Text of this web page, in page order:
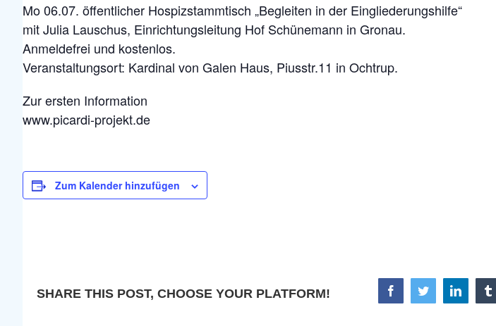
Mo 06.07. öffentlicher Hospizstammtisch „Begleiten in der Eingliederungshilfe“
mit Julia Lauschus, Einrichtungsleitung Hof Schünemann in Gronau.
Anmeldefrei und kostenlos.
Veranstaltungsort: Kardinal von Galen Haus, Piusstr.11 in Ochtrup.
Zur ersten Information
www.picardi-projekt.de
Zum Kalender hinzufügen
SHARE THIS POST, CHOOSE YOUR PLATFORM! FacebookTwitterLinkedin